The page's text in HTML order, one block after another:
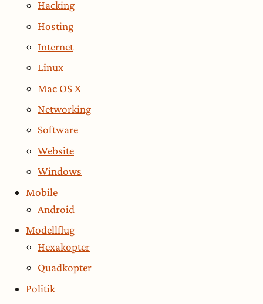
Hacking
Hosting
Internet
Linux
Mac OS X
Networking
Software
Website
Windows
Mobile
Android
Modellflug
Hexakopter
Quadkopter
Politik